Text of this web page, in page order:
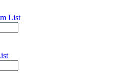
List